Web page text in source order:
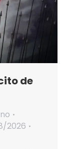
de
2026